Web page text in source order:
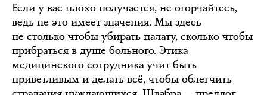
Если у вас плохо получается, не огорчайтесь,
ведь не это имеет значения. Мы здесь
не столько чтобы убирать палату, сколько чтобы
прибраться в душе больного. Этика
медицинского сотрудника учит быть
приветливым и делать всё, чтобы облегчить